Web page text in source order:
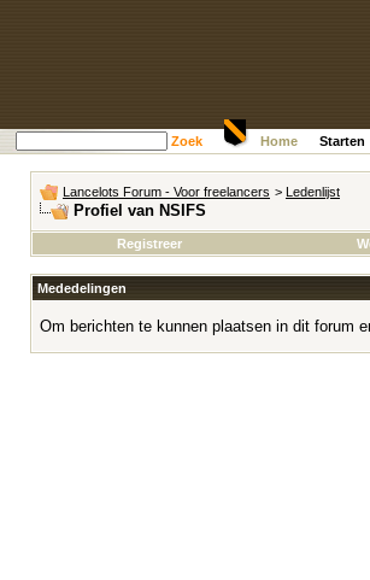
Zoek Home Starten
Lancelots Forum - Voor freelancers > Ledenlijst
Profiel van NSIFS
Registreer
Mededelingen
Om berichten te kunnen plaatsen in dit forum